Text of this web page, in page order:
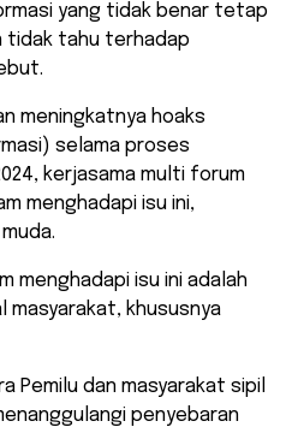
yang tidak benar tetap
tidak tahu terhadap
meningkatnya hoaks
selama proses
kerjasama multi forum
menghadapi isu ini,
menghadapi isu ini adalah
khususnya
Pemilu dan masyarakat sipil
penyebaran